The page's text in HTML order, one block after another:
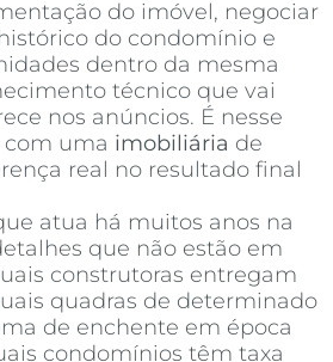
do imóvel, negociar
do condomínio e
dentro da mesma
técnico que vai
nos anúncios. É nesse
uma imobiliária de
real no resultado final
atua há muitos anos na
que não estão em
construtoras entregam
quadras de determinado
de enchente em época
condomínios têm taxa